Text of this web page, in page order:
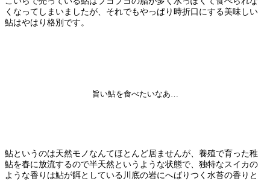
くなってしまいましたが、それでもやっぱり時折口にする美味しい
鮎はやはり格別です。
旨い鮎を食べたいなあ…
鮎というのは天然モノなんてほとんど居ませんが、養殖で育った稚
鮎を春に放流するので半天然というような状態で、独特なスイカの
ような香りは鮎が餌としている川底の岩にへばりつく水苔の香りと